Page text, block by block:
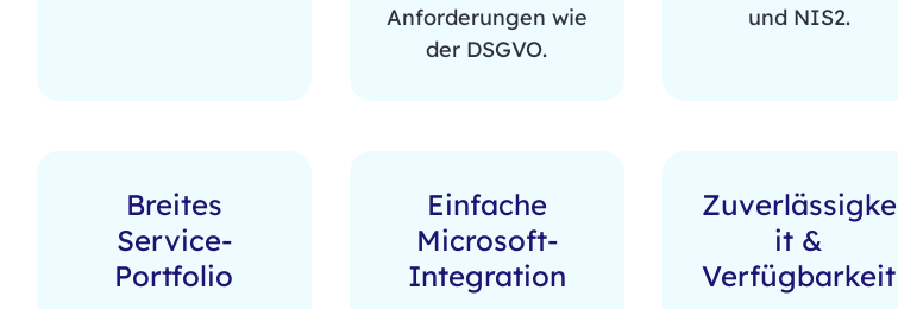
Anforderungen wie
der DSGVO.
und NIS2.
Breites
Service-
Portfolio
Einfache
Microsoft-
Integration
Zuverlässigke
it &
Verfügbarkeit